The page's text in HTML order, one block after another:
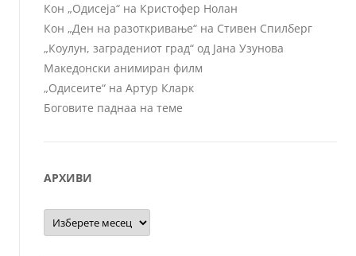
Кон „Одисеја“ на Кристофер Нолан
Кон „Ден на разоткривање“ на Стивен Спилберг
„Коулун, заградениот град“ од Јана Узунова
Македонски анимиран филм
„Одисеите“ на Артур Кларк
Боговите паднаа на теме
АРХИВИ
Архиви